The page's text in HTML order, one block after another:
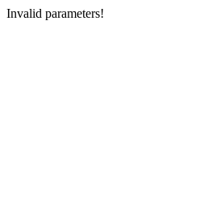
Invalid parameters!